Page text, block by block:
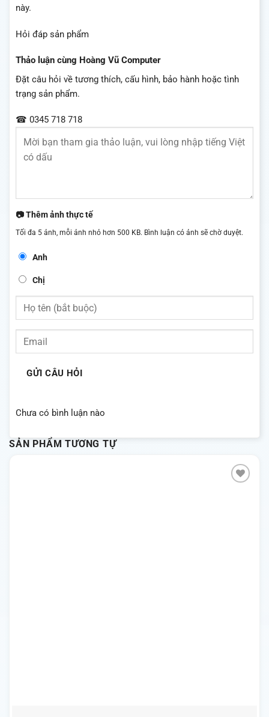
này.
Hỏi đáp sản phẩm
Thảo luận cùng Hoàng Vũ Computer
Đặt câu hỏi về tương thích, cấu hình, bảo hành hoặc tình
trạng sản phẩm.
☎ 0345 718 718
📷 Thêm ảnh thực tế
Tối đa 5 ảnh, mỗi ảnh nhỏ hơn 500 KB. Bình luận có ảnh sẽ chờ duyệt.
Anh
Chị
GỬI CÂU HỎI
Chưa có bình luận nào
SẢN PHẨM TƯƠNG TỰ